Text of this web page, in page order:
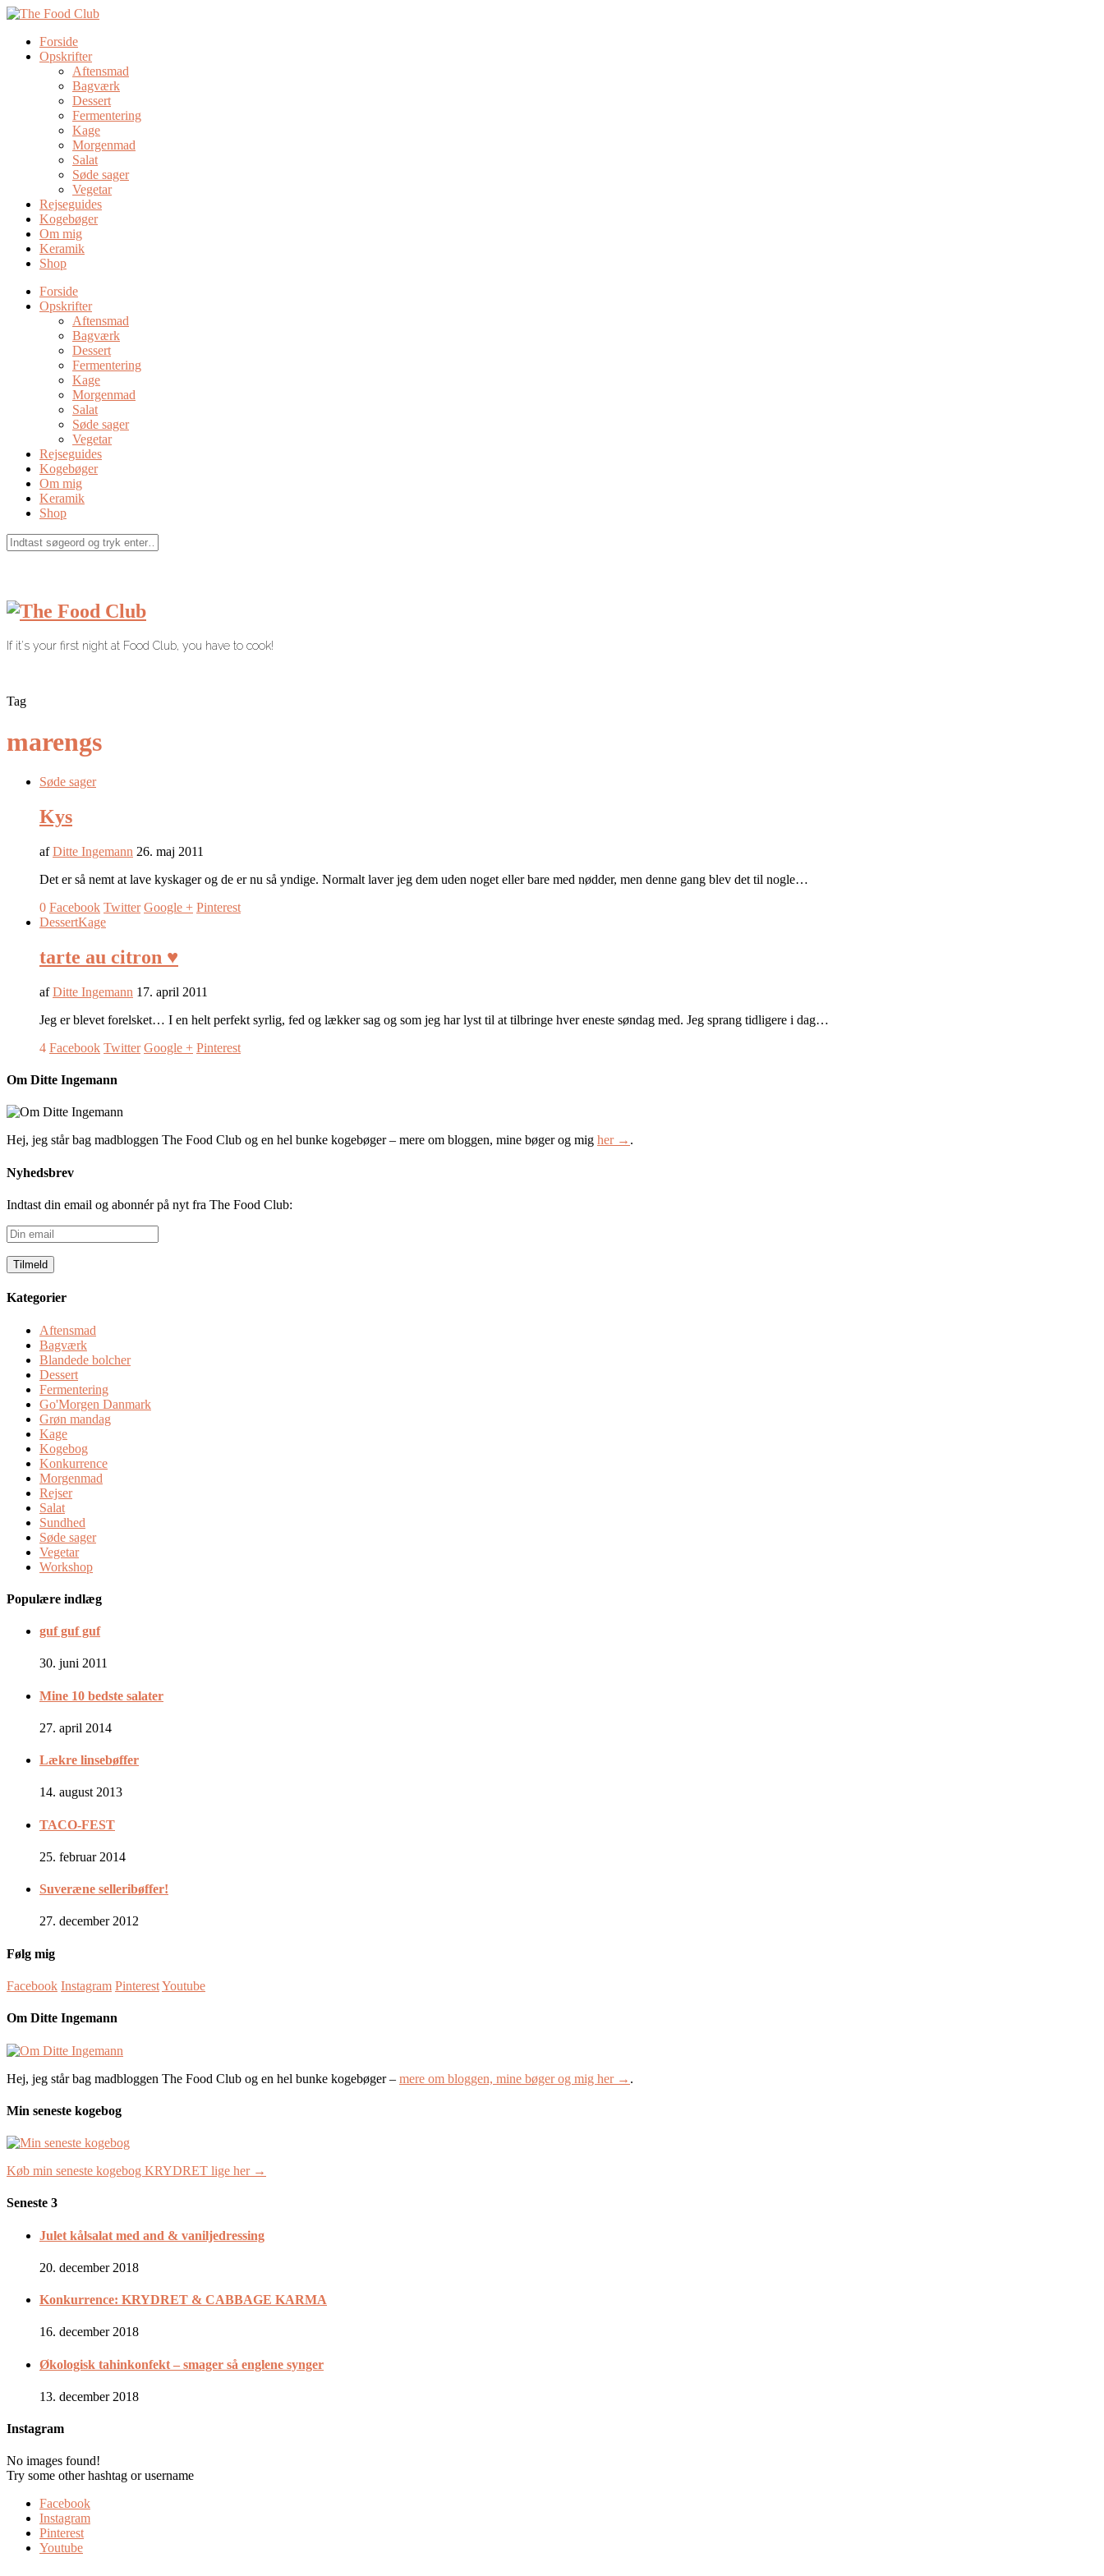
Forside
Opskrifter
Aftensmad
Bagværk
Dessert
Fermentering
Kage
Morgenmad
Salat
Søde sager
Vegetar
Rejseguides
Kogebøger
Om mig
Keramik
Shop
Forside
Opskrifter
Aftensmad
Bagværk
Dessert
Fermentering
Kage
Morgenmad
Salat
Søde sager
Vegetar
Rejseguides
Kogebøger
Om mig
Keramik
Shop
If it's your first night at Food Club, you have to cook!
Tag
marengs
Søde sager
Kys
afDitte Ingemann 26. maj 2011
Det er så nemt at lave kyskager og de er nu så yndige. Normalt laver jeg dem uden noget eller bare med nødder, men denne gang blev det til nogle…
0 Facebook Twitter Google + Pinterest
DessertKage
tarte au citron ♥
afDitte Ingemann 17. april 2011
Jeg er blevet forelsket… I en helt perfekt syrlig, fed og lækker sag og som jeg har lyst til at tilbringe hver eneste søndag med. Jeg sprang tidligere i dag…
4 Facebook Twitter Google + Pinterest
Om Ditte Ingemann
Hej, jeg står bag madbloggen The Food Club og en hel bunke kogebøger – mere om bloggen, mine bøger og mig her → .
Nyhedsbrev
Indtast din email og abonnér på nyt fra The Food Club:
Din
email
Kategorier
Aftensmad
Bagværk
Blandede bolcher
Dessert
Fermentering
Go'Morgen Danmark
Grøn mandag
Kage
Kogebog
Konkurrence
Morgenmad
Rejser
Salat
Sundhed
Søde sager
Vegetar
Workshop
Populære indlæg
guf guf guf
30. juni 2011
Mine 10 bedste salater
27. april 2014
Lækre linsebøffer
14. august 2013
TACO-FEST
25. februar 2014
Suveræne selleribøffer!
27. december 2012
Følg mig
Facebook Instagram PinterestYoutube
Om Ditte Ingemann
Hej, jeg står bag madbloggen The Food Club og en hel bunke kogebøger – mere om bloggen, mine bøger og mig her → .
Min seneste kogebog
Køb min seneste kogebog KRYDRET lige her →
Seneste 3
Julet kålsalat med and & vaniljedressing
20. december 2018
Konkurrence: KRYDRET & CABBAGE KARMA
16. december 2018
Økologisk tahinkonfekt – smager så englene synger
13. december 2018
Instagram
No images found!
Try some other hashtag or username
Facebook
Instagram
Pinterest
Youtube